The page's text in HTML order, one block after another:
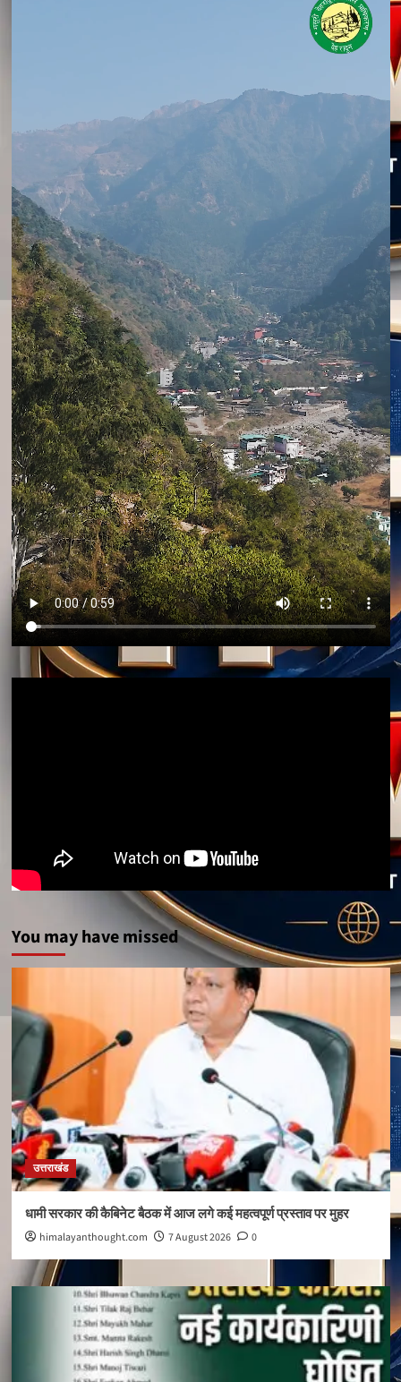
You may have missed
उत्तराखंड
धामी सरकार की कैबिनेट बैठक में आज लगे कई महत्वपूर्ण प्रस्ताव पर मुहर
himalayanthought.com 7 August 2026 0